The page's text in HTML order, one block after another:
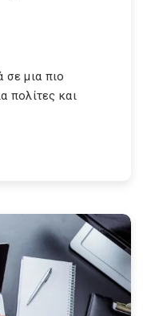
σε μια πιο
πολίτες και